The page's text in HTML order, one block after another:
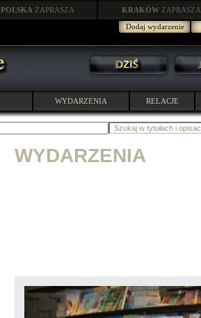
POLSKA ZAPRASZA KRAKÓW ZAPRASZA
Dodaj wydarzenie
WYDARZENIA RELACJE
WYDARZENIA